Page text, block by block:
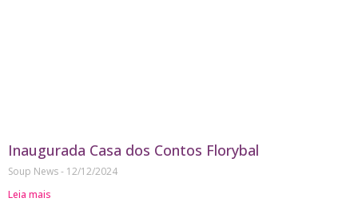
Inaugurada Casa dos Contos Florybal
Soup News
12/12/2024
Leia mais